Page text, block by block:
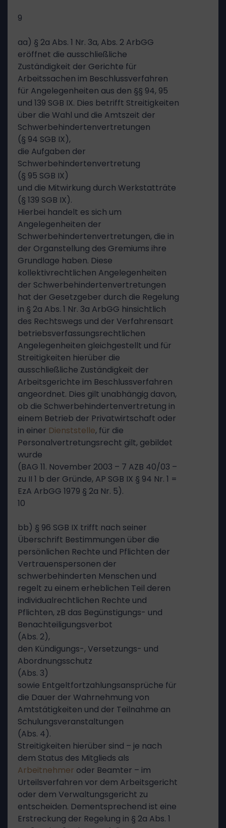
9
aa) § 2a Abs. 1 Nr. 3a, Abs. 2 ArbGG
eröffnet die ausschließliche
Zuständigkeit der Gerichte für
Arbeitssachen im Beschlussverfahren
für Angelegenheiten aus den §§ 94, 95
und 139 SGB IX. Dies betrifft Streitigkeiten
über die Wahl und die Amtszeit der
Schwerbehindertenvertretungen
(§ 94 SGB IX),
die Aufgaben der
Schwerbehindertenvertretung
(§ 95 SGB IX)
und die Mitwirkung durch Werkstatträte
(§ 139 SGB IX).
Hierbei handelt es sich um
Angelegenheiten der
Schwerbehindertenvertretungen, die in
der Organstellung des Gremiums ihre
Grundlage haben. Diese
kollektivrechtlichen Angelegenheiten
der Schwerbehindertenvertretungen
hat der Gesetzgeber durch die Regelung
in § 2a Abs. 1 Nr. 3a ArbGG hinsichtlich
des Rechtswegs und der Verfahrensart
betriebsverfassungsrechtlichen
Angelegenheiten gleichgestellt und für
Streitigkeiten hierüber die
ausschließliche Zuständigkeit der
Arbeitsgerichte im Beschlussverfahren
angeordnet. Dies gilt unabhängig davon,
ob die Schwerbehindertenvertretung in
einem Betrieb der Privatwirtschaft oder
in einer Dienststelle, für die
Personalvertretungsrecht gilt, gebildet
wurde
(BAG 11. November 2003 – 7 AZB 40/03 –
zu II 1 b der Gründe, AP SGB IX § 94 Nr. 1 =
EzA ArbGG 1979 § 2a Nr. 5).
10
bb) § 96 SGB IX trifft nach seiner
Überschrift Bestimmungen über die
persönlichen Rechte und Pflichten der
Vertrauenspersonen der
schwerbehinderten Menschen und
regelt zu einem erheblichen Teil deren
individualrechtlichen Rechte und
Pflichten, zB das Begünstigungs- und
Benachteiligungsverbot
(Abs. 2),
den Kündigungs-, Versetzungs- und
Abordnungsschutz
(Abs. 3)
sowie Entgeltfortzahlungsansprüche für
die Dauer der Wahrnehmung von
Amtstätigkeiten und der Teilnahme an
Schulungsveranstaltungen
(Abs. 4).
Streitigkeiten hierüber sind – je nach
dem Status des Mitglieds als
Arbeitnehmer oder Beamter – im
Urteilsverfahren vor dem Arbeitsgericht
oder dem Verwaltungsgericht zu
entscheiden. Dementsprechend ist eine
Erstreckung der Regelung in § 2a Abs. 1